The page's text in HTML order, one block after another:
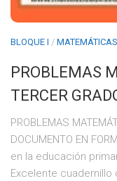
BLOQUE I / MATEMÁTICAS
PROBLEMAS
TERCER
PROBLEMAS
DOCUMENTO EN
en la educación
Excelente cuadernillo